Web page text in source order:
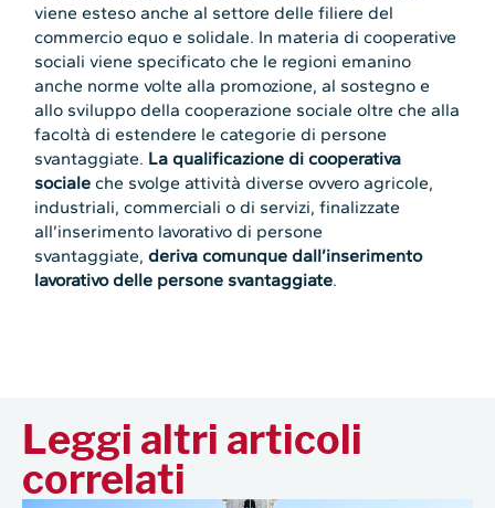
viene esteso anche al settore delle filiere del
commercio equo e solidale. In materia di cooperative
sociali viene specificato che le regioni emanino
anche norme volte alla promozione, al sostegno e
allo sviluppo della cooperazione sociale oltre che alla
facoltà di estendere le categorie di persone
svantaggiate. La qualificazione di cooperativa
socialeche svolge attività diverse ovvero agricole,
industriali, commerciali o di servizi, finalizzate
all’inserimento lavorativo di persone
svantaggiate,deriva comunque dall’inserimento
lavorativo delle persone svantaggiate.
Leggi altri articoli
correlati